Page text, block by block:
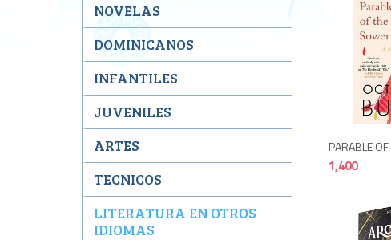
PARABLE
1,400
NOVELAS
DOMINICANOS
INFANTILES
JUVENILES
ARTES
TECNICOS
LITERATURA EN OTROS
IDIOMAS